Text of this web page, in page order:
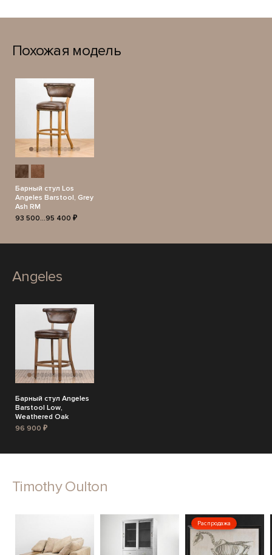
Похожая модель
Барный стул Los
Angeles Barstool, Grey
Ash RM
93 500...95 400 ₽
Angeles
Барный стул Angeles
Barstool Low,
Weathered Oak
96 900 ₽
Timothy Oulton
Распродажа